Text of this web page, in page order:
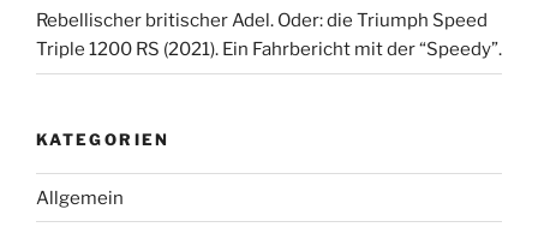
Rebellischer britischer Adel. Oder: die Triumph Speed
Triple 1200 RS (2021). Ein Fahrbericht mit der “Speedy”.
KATEGORIEN
Allgemein